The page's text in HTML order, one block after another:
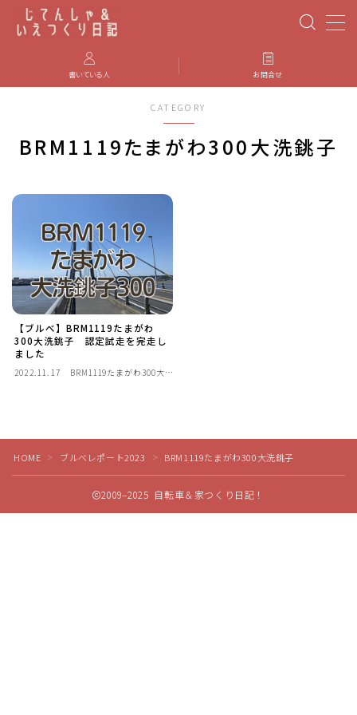
PBP(Paris-Brest-Paris)
エベレスティング
パーツのインプレ・カスタマイズ
iGPSPORT
カステリ
ブルベ装備
ディスクブレーキ
ブルべレポート2024
書いている人 お問合せ
CATEGORY
BRM1119たまがわ300大洗銚子
【ブルべ】BRM1119たまがわ
300大洗銚子 認定試走を完走し
ました
2022.11.17
BRM1119たまがわ300大洗
HOME ＞ ブルべレポート2023 ＞ BRM1119たまがわ300大洗銚子
2009–2025 自転車＆家つくり日記！